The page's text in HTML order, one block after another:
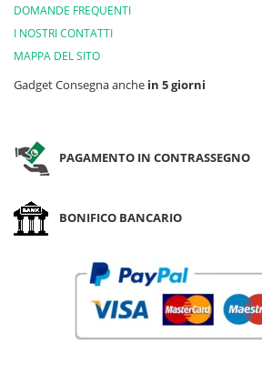
DOMANDE FREQUENTI
I NOSTRI CONTATTI
MAPPA DEL SITO
Gadget Consegna anche in 5 giorni
PAGAMENTO IN CONTRASSEGNO
BONIFICO BANCARIO